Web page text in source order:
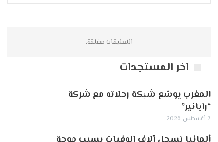
التعليقات مغلقة.
اخر المستجدات
المغرب يوسّع شبكة رحلاته مع شركة
“رايانير”
7 أغسطس, 2026